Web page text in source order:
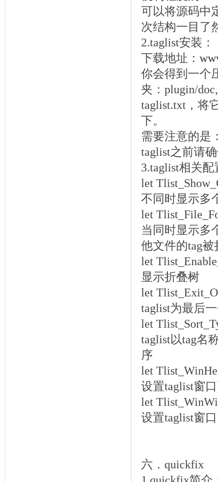
可以将源码中
次结构一目了
2.taglist安装：
下载地址：
你会得到一个
夹：plugin/
taglist.txt，将
下。
需要注意的是
taglist之前请
3.taglist相关配
let
不同时显示多
let
当同时显示多
他文件的tag被
let
显示折叠树
let
taglist为最后
let
taglist以tag名
序
let
设置taglist窗
let
设置taglist窗
六．quickfix